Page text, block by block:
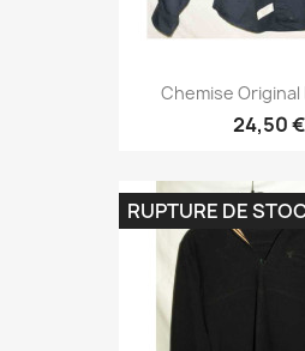
Chemise Original
24,50 €
RUPTURE DE